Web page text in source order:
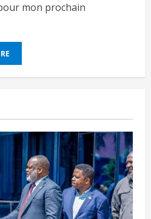
mon prochain